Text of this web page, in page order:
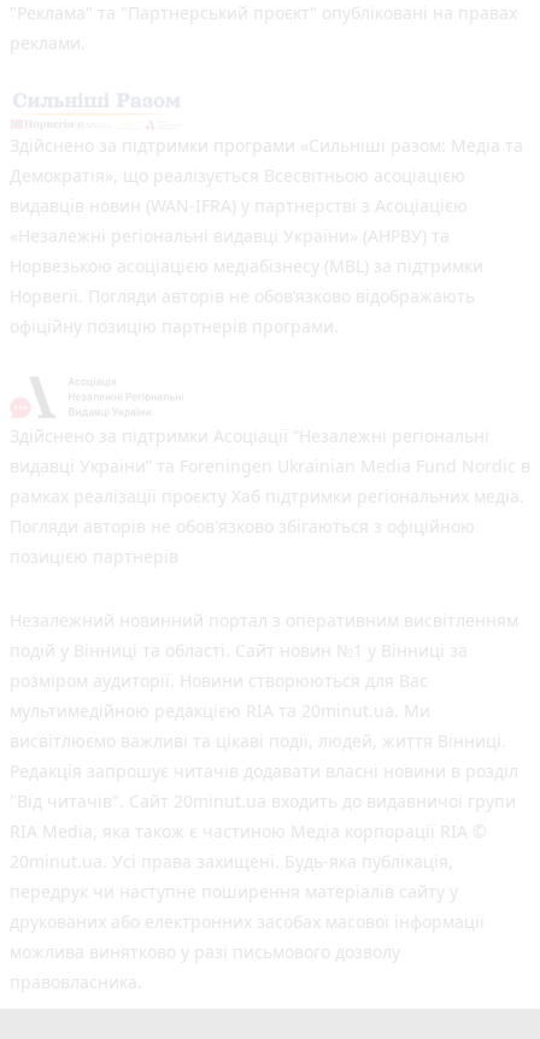
"Реклама" та "Партнерський проєкт" опубліковані на правах
реклами.
Здійснено за підтримки програми «Сильніші разом: Медіа та
Демократія», що реалізується Всесвітньою асоціацією
видавців новин (WAN-IFRA) у партнерстві з Асоціацією
«Незалежні регіональні видавці України» (АНРВУ) та
Норвезькою асоціацією медіабізнесу (MBL) за підтримки
Норвегії. Погляди авторів не обов’язково відображають
офіційну позицію партнерів програми.
Здійснено за підтримки Асоціації “Незалежні регіональні
видавці України” та Foreningen Ukrainian Media Fund Nordic в
рамках реалізації проєкту Хаб підтримки регіональних медіа.
Погляди авторів не обов'язково збігаються з офіційною
позицією партнерів
Незалежний новинний портал з оперативним висвітленням
подій у Вінниці та області. Сайт новин №1 у Вінниці за
розміром аудиторії. Новини створюються для Вас
мультимедійною редакцією RIA та 20minut.ua. Ми
висвітлюємо важливі та цікаві події, людей, життя Вінниці.
Редакція запрошує читачів додавати власні новини в розділ
"Від читачів". Сайт 20minut.ua входить до видавничої групи
RIA Media, яка також є частиною Медіа корпорації RIA ©
20minut.ua. Усі права захищені. Будь-яка публiкацiя,
передрук чи наступне поширення матеріалів сайту у
друкованих або електронних засобах масової інформації
можлива винятково у разі письмового дозволу
правовласника.